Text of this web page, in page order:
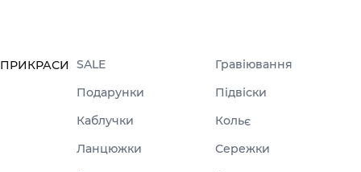
ПРИКРАСИ SALE
Гравіювання
Подарунки
Підвіски
Каблучки
Кольє
Ланцюжки
Сережки